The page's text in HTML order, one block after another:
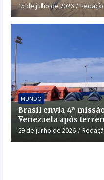
15 de julho de 2026
MUNDO
Brasil envia 4ª
Venezuela após
29 de junho de 2026